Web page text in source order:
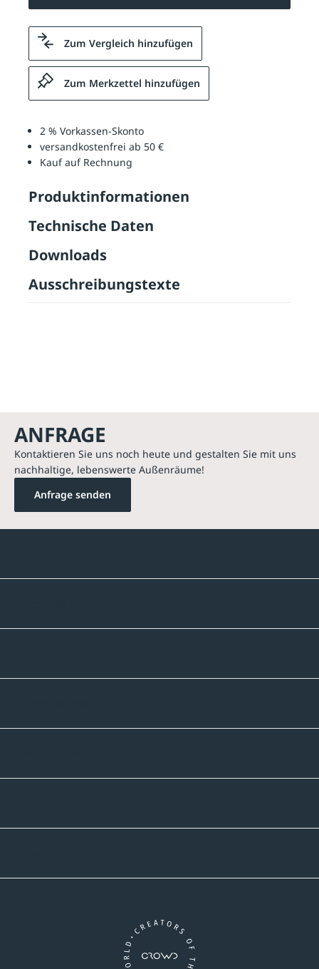
Zum Vergleich hinzufügen
Zum Merkzettel hinzufügen
2 % Vorkassen-Skonto
versandkostenfrei ab 50 €
Kauf auf Rechnung
Produktinformationen
Technische Daten
Downloads
Ausschreibungstexte
ANFRAGE
Kontaktieren Sie uns noch heute und gestalten Sie mit uns
nachhaltige, lebenswerte Außenräume!
Anfrage senden